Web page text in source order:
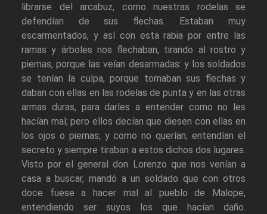
librarse del arcabuz, como nuestras rodelas se
defendían de sus flechas. Estaban muy
escarmentados, y así con esta rabia por entre las
ramas y árboles nos flechaban, tirando al rostro y
piernas, porque las veían desarmadas: y los soldados
se tenían la culpa, porque tomaban sus flechas y
daban con ellas en las rodelas de punta y en las otras
armas duras, para darles a entender como no les
hacían mal; pero ellos decían que diesen con ellas en
los ojos o piernas; y como no querían, entendían el
secreto y siempre tiraban a estos dichos dos lugares.
Visto por el general don Lorenzo que nos venían a
casa a buscar, mandó a un soldado que con otros
doce fuese a hacer mal al pueblo de Malope,
entendiendo ser suyos los que hacían daño.